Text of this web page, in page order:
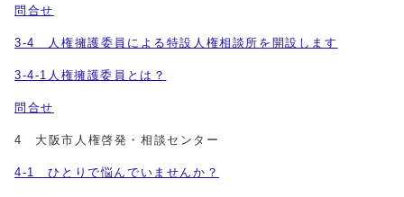
問合せ
3-4 人権擁護委員による特設人権相談所を開設します
3-4-1人権擁護委員とは？
問合せ
4 大阪市人権啓発・相談センター
4-1 ひとりで悩んでいませんか？